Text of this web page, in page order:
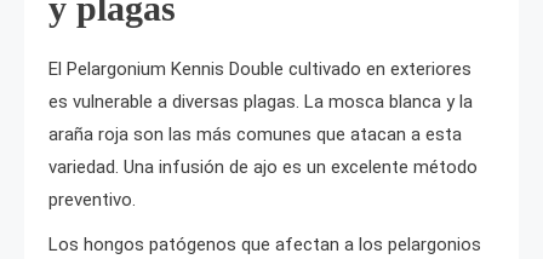
El Pelargonium Kennis Double cultivado en exteriores
es vulnerable a diversas plagas. La mosca blanca y la
araña roja son las más comunes que atacan a esta
variedad. Una infusión de ajo es un excelente método
preventivo.
Los hongos patógenos que afectan a los pelargonios